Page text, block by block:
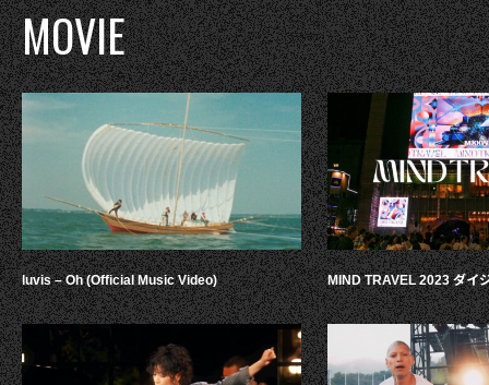
MOVIE
luvis – Oh (Official Music Video) MIND TRAVEL 2023 ダイ